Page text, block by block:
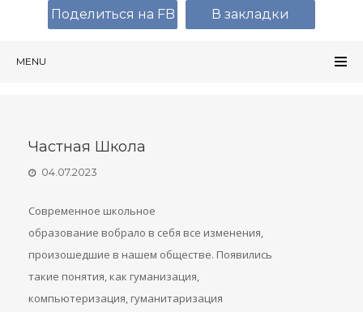
MENU
Частная Школа
04.07.2023
Современное школьное
образование вобрало в себя все изменения,
произошедшие в нашем обществе. Появились
такие понятия, как гуманизация,
компьютеризация, гуманитаризация
Поделиться на FB В закладки